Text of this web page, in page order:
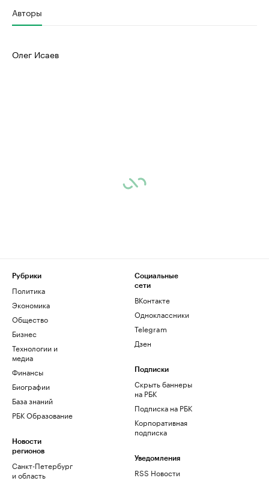
Авторы
Олег Исаев
Рубрики
Политика
Экономика
Общество
Бизнес
Технологии и
медиа
Финансы
Биографии
База знаний
РБК Образование
Новости
регионов
Санкт-Петербург
и область
Социальные
сети
ВКонтакте
Одноклассники
Telegram
Дзен
Подписки
Скрыть баннеры
на РБК
Подписка на РБК
Корпоративная
подписка
Уведомления
RSS Новости